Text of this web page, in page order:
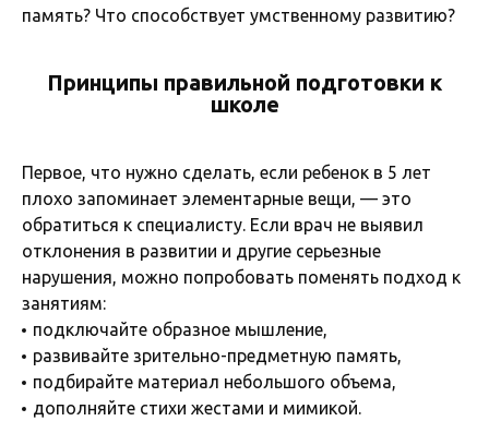
память? Что способствует умственному развитию?
Принципы правильной подготовки к
школе
Первое, что нужно сделать, если ребенок в 5 лет
плохо запоминает элементарные вещи, — это
обратиться к специалисту. Если врач не выявил
отклонения в развитии и другие серьезные
нарушения, можно попробовать поменять подход к
занятиям:
подключайте образное мышление,
развивайте зрительно-предметную память,
подбирайте материал небольшого объема,
дополняйте стихи жестами и мимикой.